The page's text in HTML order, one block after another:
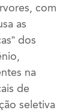
com
as
dos
na
de
seletiva